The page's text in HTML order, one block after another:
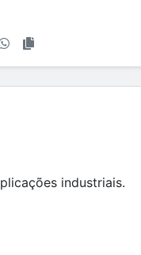
industriais.